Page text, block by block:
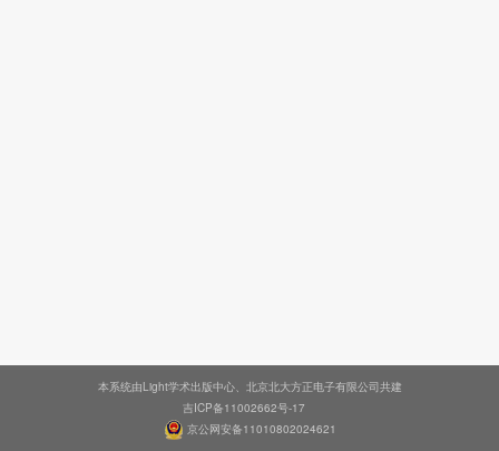
本系统由Light学术出版中心、北京北大方正电子有限公司共建
吉ICP备11002662号-17
京公网安备11010802024621